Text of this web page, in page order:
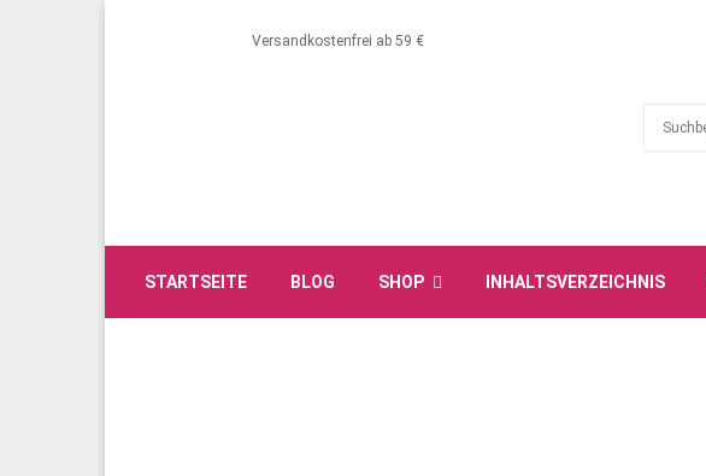
Versandkostenfrei ab 59 €
h
o
r
STARTSEITE BLOG SHOP INHALTSVERZEICHNIS